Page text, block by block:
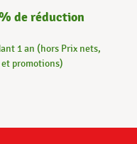
de réduction
1 an (hors Prix nets,
et promotions)